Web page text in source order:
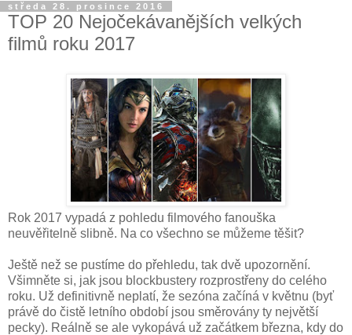
středa 28. prosince 2016
TOP 20 Nejočekávanějších velkých
filmů roku 2017
Rok 2017 vypadá z pohledu filmového fanouška
neuvěřitelně slibně. Na co všechno se můžeme těšit?
Ještě než se pustíme do přehledu, tak dvě upozornění.
Všimněte si, jak jsou blockbustery rozprostřeny do celého
roku. Už definitivně neplatí, že sezóna začíná v květnu (byť
právě do čistě letního období jsou směrovány ty největší
pecky). Reálně se ale vykopává už začátkem března, kdy do